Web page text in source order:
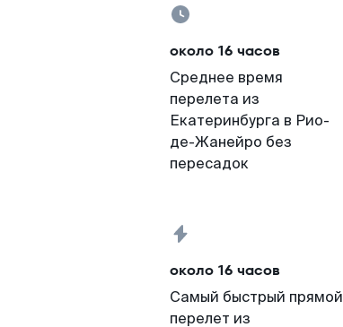
около 16 часов
Среднее время
перелета из
Екатеринбурга в Рио-
де-Жанейро без
пересадок
около 16 часов
Самый быстрый прямой
перелет из